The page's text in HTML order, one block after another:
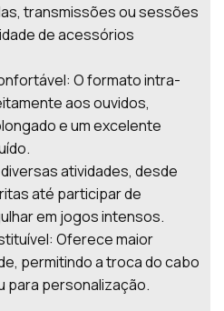
transmissões ou sessões
de acessórios
O formato intra-
aos ouvidos,
e um excelente
atividades, desde
até participar de
em jogos intensos.
Oferece maior
permitindo a troca do cabo
para personalização.